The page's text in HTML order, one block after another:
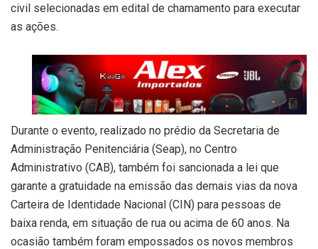
civil selecionadas em edital de chamamento para executar
as ações.
Durante o evento, realizado no prédio da Secretaria de
Administração Penitenciária (Seap), no Centro
Administrativo (CAB), também foi sancionada a lei que
garante a gratuidade na emissão das demais vias da nova
Carteira de Identidade Nacional (CIN) para pessoas de
baixa renda, em situação de rua ou acima de 60 anos. Na
ocasião também foram empossados os novos membros